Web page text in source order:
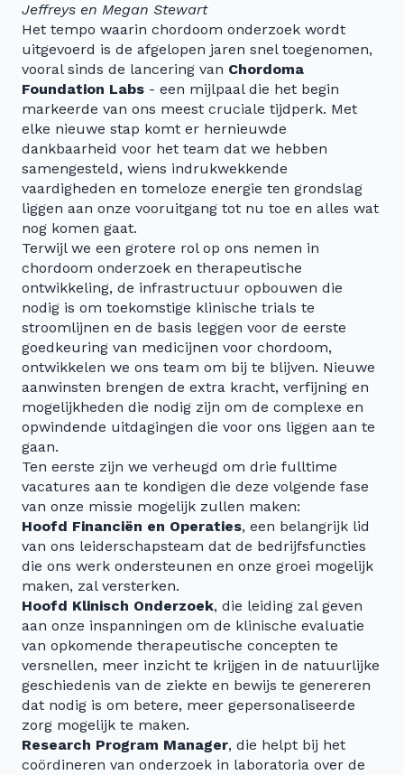
Jeffreys en Megan Stewart
Het tempo waarin chordoom onderzoek wordt
uitgevoerd is de afgelopen jaren snel toegenomen,
vooral sinds de lancering van Chordoma
Foundation Labs - een mijlpaal die het begin
markeerde van ons meest cruciale tijdperk. Met
elke nieuwe stap komt er hernieuwde
dankbaarheid voor het team dat we hebben
samengesteld, wiens indrukwekkende
vaardigheden en tomeloze energie ten grondslag
liggen aan onze vooruitgang tot nu toe en alles wat
nog komen gaat.
Terwijl we een grotere rol op ons nemen in
chordoom onderzoek en therapeutische
ontwikkeling, de infrastructuur opbouwen die
nodig is om toekomstige klinische trials te
stroomlijnen en de basis leggen voor de eerste
goedkeuring van medicijnen voor chordoom,
ontwikkelen we ons team om bij te blijven. Nieuwe
aanwinsten brengen de extra kracht, verfijning en
mogelijkheden die nodig zijn om de complexe en
opwindende uitdagingen die voor ons liggen aan te
gaan.
Ten eerste zijn we verheugd om drie fulltime
vacatures aan te kondigen die deze volgende fase
van onze missie mogelijk zullen maken:
Hoofd Financiën en Operaties, een belangrijk lid
van ons leiderschapsteam dat de bedrijfsfuncties
die ons werk ondersteunen en onze groei mogelijk
maken, zal versterken.
Hoofd Klinisch Onderzoek, die leiding zal geven
aan onze inspanningen om de klinische evaluatie
van opkomende therapeutische concepten te
versnellen, meer inzicht te krijgen in de natuurlijke
geschiedenis van de ziekte en bewijs te genereren
dat nodig is om betere, meer gepersonaliseerde
zorg mogelijk te maken.
Research Program Manager, die helpt bij het
coördineren van onderzoek in laboratoria over de